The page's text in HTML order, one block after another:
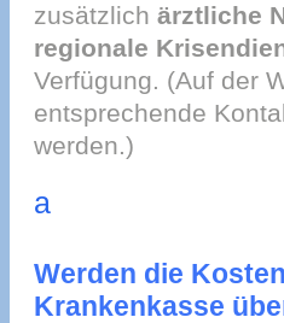
zusätzlich ärztliche
regionale
Verfügung. (Auf der
entsprechende
werden.)
a
Werden die
Krankenkasse